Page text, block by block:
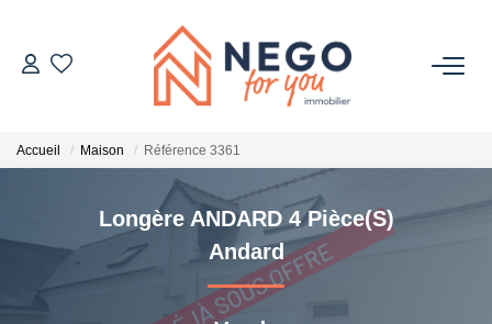
ACHETER
ESTIMER
OFF MARKET
IMMOBILIER PRO
Accueil Maison Référence 3361
Longère ANDARD 4 Pièce(s)
Andard